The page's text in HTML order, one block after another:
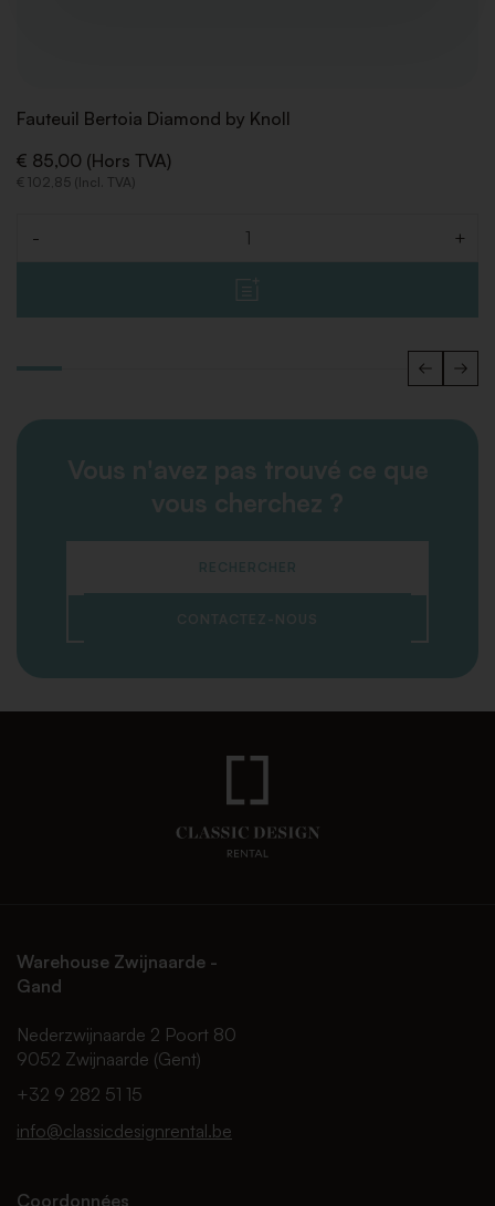
Fauteuil Bertoia Diamond by Knoll
€ 85,00 (Hors TVA)
€ 102,85 (Incl. TVA)
- +
Vous n'avez pas trouvé ce que
vous cherchez ?
RECHERCHER
CONTACTEZ-NOUS
Warehouse Zwijnaarde -
Gand
Nederzwijnaarde 2 Poort 80
9052 Zwijnaarde (Gent)
+32 9 282 51 15
info@classicdesignrental.be
Coordonnées